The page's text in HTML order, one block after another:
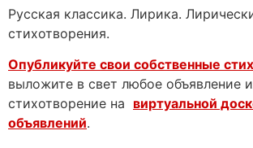
Русская классика. Лирика.
стихотворения.
Опубликуйте свои собственные
выложите в свет любое объявление
стихотворение на виртуальной
объявлений.